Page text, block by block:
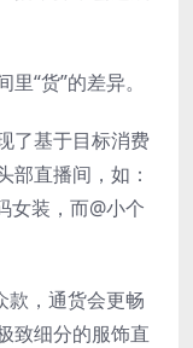
“货”的差异。
了基于目标消费
部直播间，如：
女装，而@小个
款，通货会更畅
致细分的服饰直